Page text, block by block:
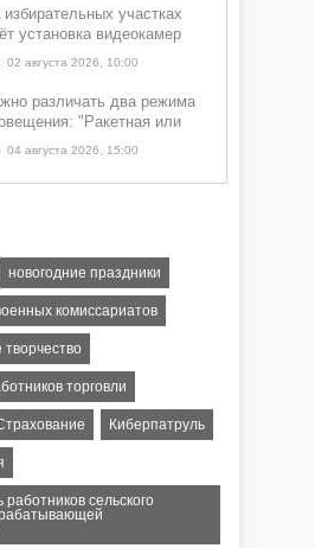
избирательных участках
установка видеокамер
02 августа 2026, 10:00
различать два режима
"Ракетная или
опасность" и "Угроза
ракеты или БПЛА"
04 августа 2026, 15:00
новогодние праздники
комиссариатов
творчество
торговли
Киберпатруль
сельского